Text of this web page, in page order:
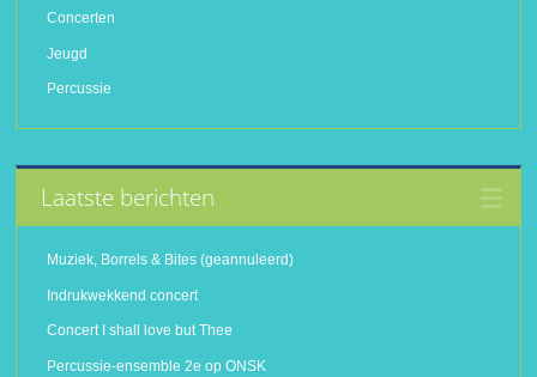
Concerten
Jeugd
Percussie
Laatste berichten
Muziek, Borrels & Bites (geannuleerd)
Indrukwekkend concert
Concert I shall love but Thee
Percussie-ensemble 2e op ONSK